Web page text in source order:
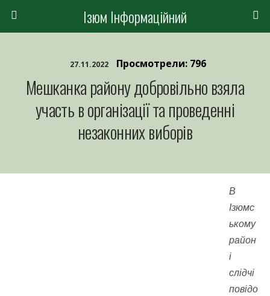
Ізюм Інформаційний
27.11.2022 Просмотрели: 796
Мешканка району добровільно взяла
участь в організації та проведенні
незаконних виборів
В
Ізюмс
ькому
район
і
слідчі
повідо